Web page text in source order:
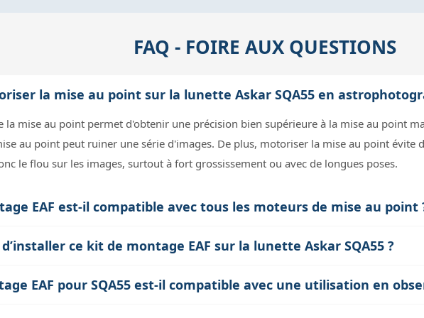
FAQ - FOIRE AUX QUESTIONS
la mise au point sur la lunette Askar SQA55 en
la mise au point permet d'obtenir une précision bien supérieure à la mise au point
au point peut ruiner une série d'images. De plus, motoriser la mise au point évite
le flou sur les images, surtout à fort grossissement ou avec de longues poses.
EAF est-il compatible avec tous les moteurs de mise au point
ses différentes courroies et visseries. Toutefois, il faut vérifier que le moteur choisi
ce kit de montage EAF sur la lunette Askar SQA55 ?
Le support de fixation utilise un emplacement prévu sur la lunette, souvent
EAF pour SQA55 est-il compatible avec une utilisation en